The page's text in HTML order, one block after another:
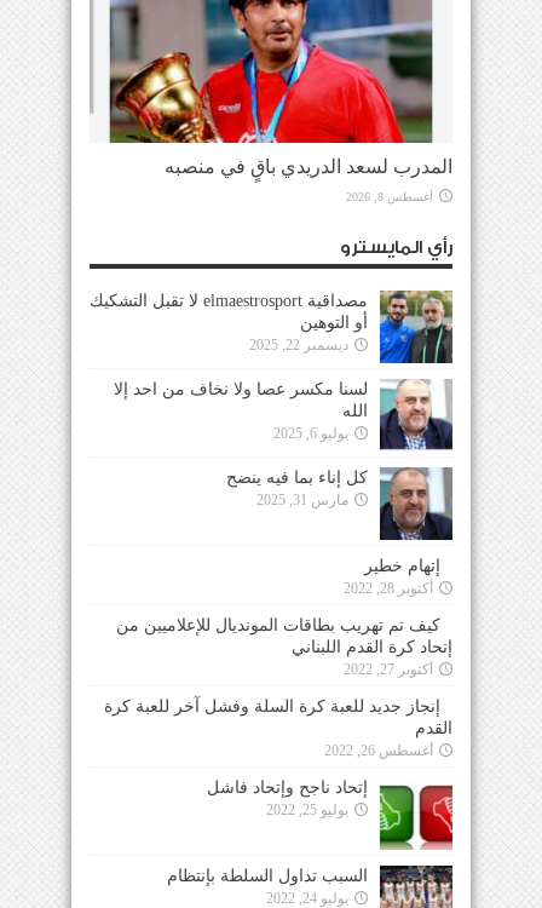
المدرب لسعد الدريدي باقٍ في منصبه
أغسطس 8, 2026
رأي المايسترو
مصداقية elmaestrosport لا تقبل التشكيك
أو التوهين
ديسمبر 22, 2025
لسنا مكسر عصا ولا نخاف من احد إلا
الله
يوليو 6, 2025
كل إناء بما فيه ينضح
مارس 31, 2025
إتهام خطير
أكتوبر 28, 2022
كيف تم تهريب بطاقات المونديال للإعلاميين من
إتحاد كرة القدم اللبناني
أكتوبر 27, 2022
إنجاز جديد للعبة كرة السلة وفشل آخر للعبة كرة
القدم
أغسطس 26, 2022
إتحاد ناجح وإتحاد فاشل
يوليو 25, 2022
السبب تداول السلطة بإنتظام
يوليو 24, 2022